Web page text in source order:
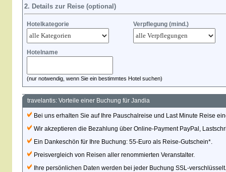
2. Details zur Reise (optional)
Hotelkategorie Verpflegung (mind.)
Hotelname
(nur notwendig, wenn Sie ein bestimmtes Hotel suchen)
travelantis: Vorteile einer Buchung für Jandia
Bei uns erhalten Sie auf Ihre Pauschalreise und Last Minute Reise
Wir akzeptieren die Bezahlung über Online-Payment PayPal,
Ein Dankeschön für Ihre Buchung: 55-Euro als Reise-Gutschein*.
Preisvergleich von Reisen aller renommierten Veranstalter.
Ihre persönlichen Daten werden bei jeder Buchung SSL-verschlüsselt.